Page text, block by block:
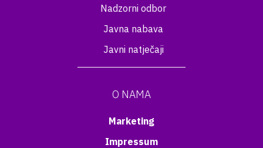
Nadzorni odbor
Javna nabava
Javni natječaji
O NAMA
Marketing
Impressum